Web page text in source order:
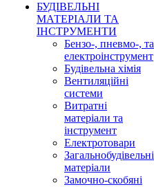
БУДІВЕЛЬНІ
МАТЕРІАЛИ ТА
ІНСТРУМЕНТИ
Бензо-, пневмо-, та
електроінструмент
Будівельна хімія
Вентиляційні
системи
Витратні
матеріали та
інструмент
Електротовари
Загальнобудівельні
матеріали
Замочно-скобяні